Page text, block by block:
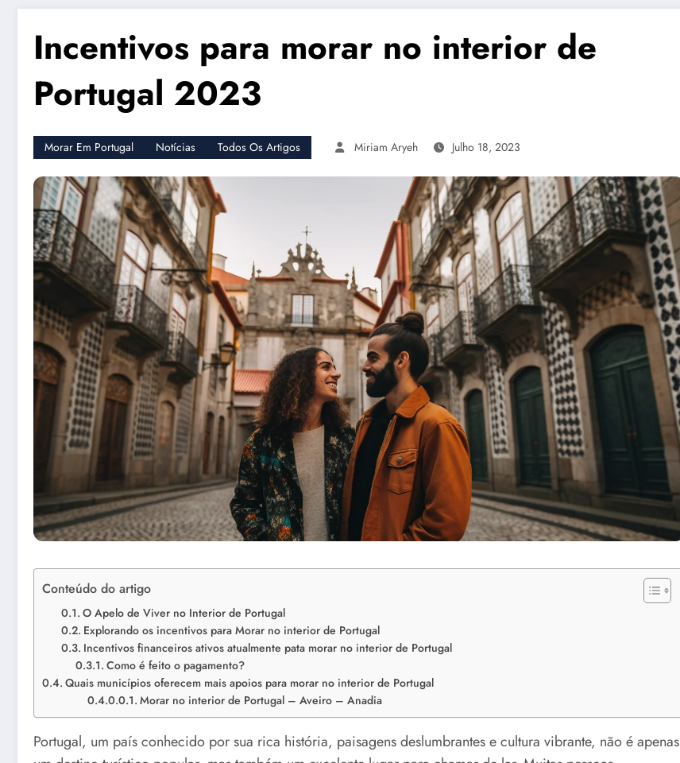
Incentivos para morar no interior de
Portugal 2023
Morar Em Portugal Notícias Todos Os Artigos Miriam Aryeh Julho 18, 2023
Conteúdo do artigo
O Apelo de Viver no Interior de Portugal
Explorando os incentivos para Morar no interior de Portugal
Incentivos financeiros ativos atualmente pata morar no interior de Portugal
Como é feito o pagamento?
Quais municípios oferecem mais apoios para morar no interior de Portugal
Morar no interior de Portugal – Aveiro – Anadia
Portugal, um país conhecido por sua rica história, paisagens deslumbrantes e cultura vibrante, não é apenas